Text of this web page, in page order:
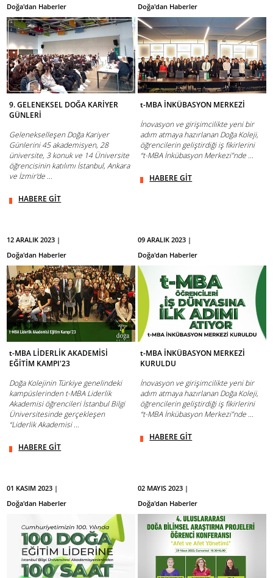
Doğa'dan Haberler
9. GELENEKSEL DOĞA KARİYER
GÜNLERİ
Gelenekselleşen Doğa Kariyer
Günlerini 45 akademisyen, 28
üniversite, 3 konuk ve 14 Üniversite
öğrencisinin katılımı İstanbul, Ankara
ve İzmir'de ...
HABERE GİT
Doğa'dan Haberler
t-MBA İNKÜBASYON MERKEZİ
İnovasyon ve girişimcilikte yeni bir
adım atmaya hazırlanan Doğa Koleji,
öğrencilerin geliştirdiği iş fikirlerini
“t-MBA İnkübasyon Merkezi”nde ...
HABERE GİT
12 ARALIK 2023 |
Doğa'dan Haberler
t-MBA LİDERLİK AKADEMİSİ
EĞİTİM KAMPI'23
Doğa Kolejinin Türkiye genelindeki
kampüslerinden t-MBA Liderlik
Akademisi öğrencileri İstanbul Bilgi
Üniversitesinde gerçekleşen
“Liderlik Akademisi ...
HABERE GİT
09 ARALIK 2023 |
Doğa'dan Haberler
t-MBA İNKÜBASYON MERKEZİ
KURULDU
İnovasyon ve girişimcilikte yeni bir
adım atmaya hazırlanan Doğa Koleji,
öğrencilerin geliştirdiği iş fikirlerini
“t-MBA İnkübasyon Merkezi”nde ...
HABERE GİT
01 KASIM 2023 |
Doğa'dan Haberler
02 MAYIS 2023 |
Doğa'dan Haberler